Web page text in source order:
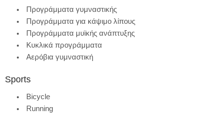
Προγράμματα γυμναστικής
Προγράμματα για κάψιμο λίπους
Προγράμματα μυϊκής ανάπτυξης
Κυκλικά προγράμματα
Αερόβια γυμναστική
Sports
Bicycle
Running